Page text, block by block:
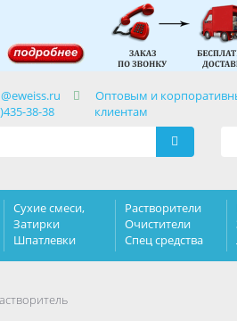
38-38
Оптовым и
клиентам
Сухие смеси,
Затирки
Шпатлевки
Растворители
Очистители
Спец средства